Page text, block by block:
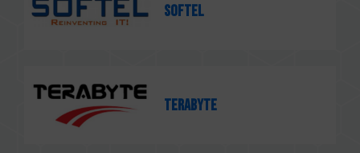
Softel
Terabyte